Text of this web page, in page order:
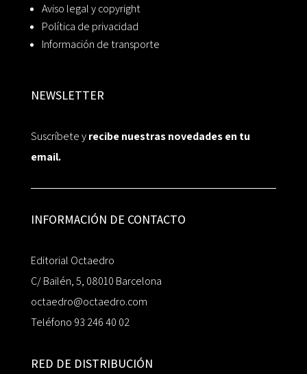
Aviso legal y copyright
Política de privacidad
Información de transporte
NEWSLETTER
Suscríbete yrecibe nuestras novedades en tu
email.
INFORMACIÓN DE CONTACTO
Editorial Octaedro
C/ Bailén, 5, 08010 Barcelona
octaedro@octaedro.com
Teléfono 93 246 40 02
RED DE DISTRIBUCIÓN